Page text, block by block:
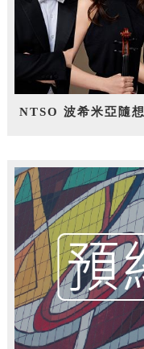
NTSO 波希米亞隨想